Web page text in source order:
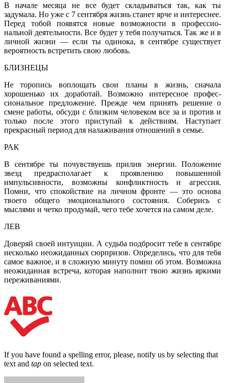
В начале месяца не все будет скла­дываться так, как ты
задумала. Но уже с 7 сентября жизнь станет ярче и интереснее.
Перед тобой появятся новые возможности в профессио­
нальной деятельности. Все будет у тебя получаться. Так же и в
личной жизни — если ты одинока, в сентябре существует
вероятность встретить свою любовь.
БЛИЗНЕЦЫ
Не торопись воплощать свои планы в жизнь, сначала
хорошенько их дора­ботай. Возможно интересное профес­
сиональное предложение. Прежде чем принять решение о
смене ра­боты, обсуди с близким человеком все за и против и
только после этого приступай к действиям. Наступает
прекрасный период для налаживания отношений в семье.
РАК
В сентябре ты почувствуешь прилив энергии. Положение
звезд предрас­полагает к проявлению повышенной
импульсивности, возможны кон­фликтность и агрессия.
Помни, что спокойствие на личном фронте — это основа
твоего общего эмоционально­го состояния. Соберись с
мыслями и четко продумай, чего тебе хочется на самом деле.
ЛЕВ
Доверяй своей интуиции. А судь­ба подбросит тебе в сентябре
не­сколько неожиданных сюрпризов. Определись, что для тебя
самое важное, и в сложную минуту помни об этом. Возможна
неожиданная встреча, которая наполнит твою жизнь яркими
переживаниями.
If you have found a spelling error, please, notify us by selecting that
text and tap on selected text.